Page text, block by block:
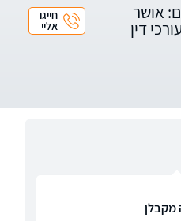
אושר
דין
חייגו
אליי
מקבלן